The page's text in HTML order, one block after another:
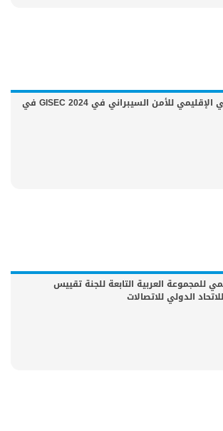
مشاركة المركز العربي الإقليمي للأمن السيبراني في GISEC 2024 في
للمجموعة العربية التابعة للجنة تقييس